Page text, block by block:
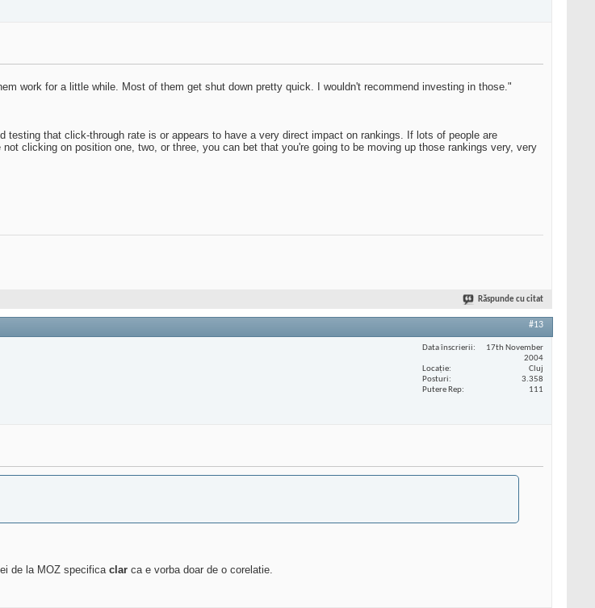
work for a little while. Most of them get shut down pretty quick. I wouldn't recommend investing in those."
that click-through rate is or appears to have a very direct impact on rankings. If lots of people are
clicking on position one, two, or three, you can bet that you're going to be moving up those rankings very, very
Răspunde cu citat
#13
Data înscrierii
17th November
2004
Locaţie
Cluj
Posturi
3.358
Putere Rep
111
de la MOZ specifica clar ca e vorba doar de o corelatie.